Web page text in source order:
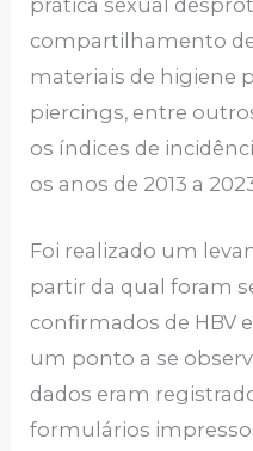
prática sexual
compartilhamento
materiais de higiene
piercings, entre
os índices de
os anos de 2013 a
Foi realizado um
partir da qual foram
confirmados de HBV
um ponto a se
dados eram
formulários